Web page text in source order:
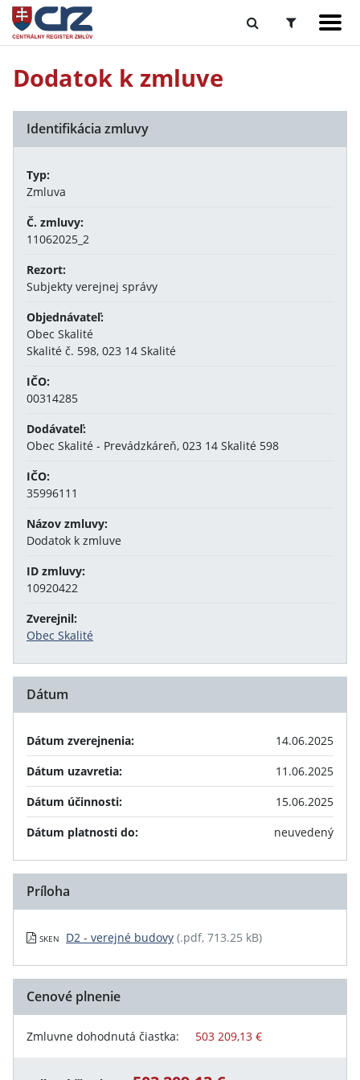
Dodatok k zmluve
Identifikácia zmluvy
Typ:
Zmluva
Č. zmluvy:
11062025_2
Rezort:
Subjekty verejnej správy
Objednávateľ:
Obec Skalité
Skalité č. 598, 023 14 Skalité
IČO:
00314285
Dodávateľ:
Obec Skalité - Prevádzkáreň, 023 14 Skalité 598
IČO:
35996111
Názov zmluvy:
Dodatok k zmluve
ID zmluvy:
10920422
Zverejnil:
Obec Skalité
Dátum
Dátum zverejnenia:
14.06.2025
Dátum uzavretia:
11.06.2025
Dátum účinnosti:
15.06.2025
Dátum platnosti do:
neuvedený
Príloha
SKEN D2 - verejné budovy (.pdf, 713.25 kB)
Cenové plnenie
Zmluvne dohodnutá čiastka: 503 209,13 €